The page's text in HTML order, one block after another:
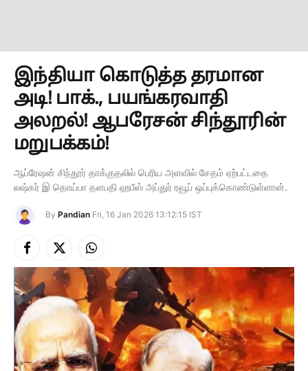
இந்தியா கொடுத்த தரமான
அடி! பாக்., பயங்கரவாதி
அலறல்! ஆபரேசன் சிந்தூரின்
மறுபக்கம்!
ஆப்ரேஷன் சிந்தூர் தாக்குதலில் பெரிய அளவில் சேதம் ஏற்பட்டதை
லஷ்கர் இ தொய்பா தளபதி ஹபீஸ் அப்துர் ரவூப் ஒப்புக்கொண்டுள்ளான்.
By Pandian Fri, 16 Jan 2026 13:12:15 IST
Facebook
X
(Twitter)
Instagram